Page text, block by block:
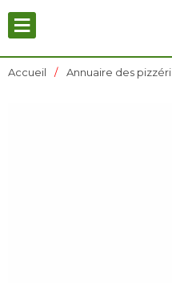
≡
Accueil Annuaire des